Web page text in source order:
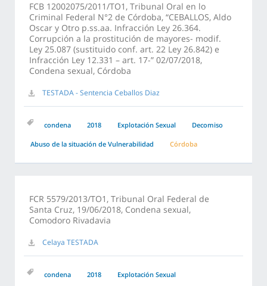
FCB 12002075/2011/TO1, Tribunal Oral en lo
Criminal Federal N°2 de Córdoba, “CEBALLOS, Aldo
Oscar y Otro p.ss.aa. Infracción Ley 26.364.
Corrupción a la prostitución de mayores- modif.
Ley 25.087 (sustituido conf. art. 22 Ley 26.842) e
Infracción Ley 12.331 – art. 17-” 02/07/2018,
Condena sexual, Córdoba
TESTADA - Sentencia Ceballos Diaz
condena 2018 Explotación Sexual Decomiso
Abuso de la situación de Vulnerabilidad Córdoba
FCR 5579/2013/TO1, Tribunal Oral Federal de
Santa Cruz, 19/06/2018, Condena sexual,
Comodoro Rivadavia
Celaya TESTADA
condena 2018 Explotación Sexual